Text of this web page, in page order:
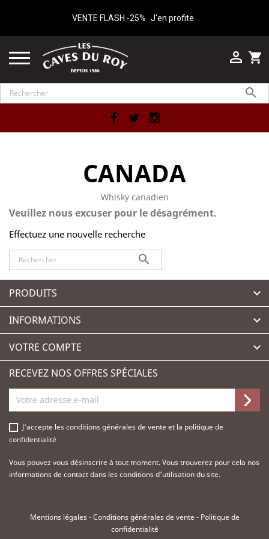
VENTE FLASH -25% J'en profite
shopping_cart


Facebook
CANADA
Whisky canadien
Veuillez nous excuser pour le désagrément.
Effectuez une nouvelle recherche

PRODUITS 
INFORMATIONS 
VOTRE COMPTE 
RECEVEZ NOS OFFRES SPÉCIALES
J'accepte lesconditions générales de vente et la politique de
confidentialité
Vous pouvez vous désinscrire à tout moment. Vous trouverez pour cela nos
informations de contact dans les conditions d'utilisation du site.
Mentions légales-Conditions générales de vente - Politique de
confidentialité